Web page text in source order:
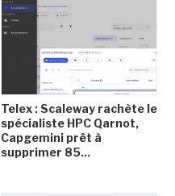
Telex : Scaleway rachète le
spécialiste HPC Qarnot,
Capgemini prêt à
supprimer 85...